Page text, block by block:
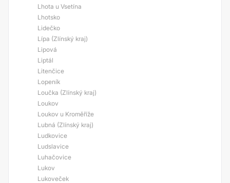
Lhota u Vsetína
Lhotsko
Lidečko
Lípa (Zlínský kraj)
Lipová
Liptál
Litenčice
Lopeník
Loučka (Zlínský kraj)
Loukov
Loukov u Kroměříže
Lubná (Zlínský kraj)
Ludkovice
Ludslavice
Luhačovice
Lukov
Lukoveček